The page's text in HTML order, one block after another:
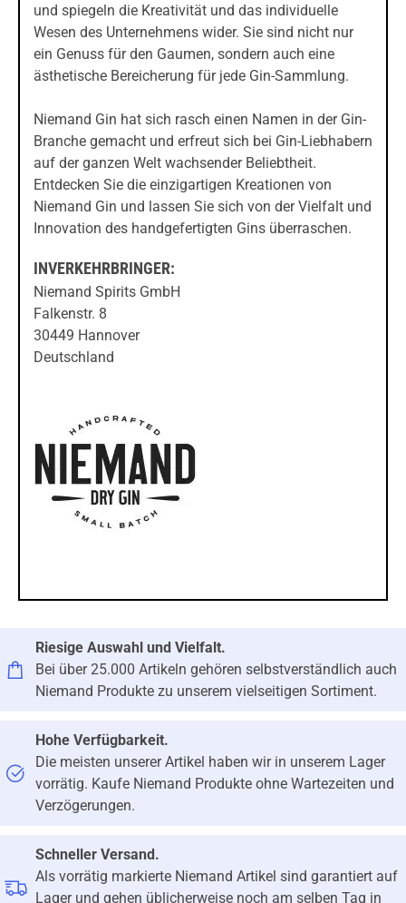
und spiegeln die Kreativität und das individuelle
Wesen des Unternehmens wider. Sie sind nicht nur
ein Genuss für den Gaumen, sondern auch eine
ästhetische Bereicherung für jede Gin-Sammlung.
Niemand Gin hat sich rasch einen Namen in der Gin-
Branche gemacht und erfreut sich bei Gin-Liebhabern
auf der ganzen Welt wachsender Beliebtheit.
Entdecken Sie die einzigartigen Kreationen von
Niemand Gin und lassen Sie sich von der Vielfalt und
Innovation des handgefertigten Gins überraschen.
INVERKEHRBRINGER:
Niemand Spirits GmbH
Falkenstr. 8
30449 Hannover
Deutschland
Riesige Auswahl und Vielfalt.
Bei über 25.000 Artikeln gehören selbstverständlich auch
Niemand Produkte zu unserem vielseitigen Sortiment.
Hohe Verfügbarkeit.
Die meisten unserer Artikel haben wir in unserem Lager
vorrätig. Kaufe Niemand Produkte ohne Wartezeiten und
Verzögerungen.
Schneller Versand.
Als vorrätig markierte Niemand Artikel sind garantiert auf
Lager und gehen üblicherweise noch am selben Tag in